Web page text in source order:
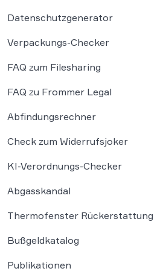
Datenschutzgenerator
Verpackungs-Checker
FAQ zum Filesharing
FAQ zu Frommer Legal
Abfindungsrechner
Check zum Widerrufsjoker
KI-Verordnungs-Checker
Abgasskandal
Thermofenster Rückerstattung
Bußgeldkatalog
Publikationen